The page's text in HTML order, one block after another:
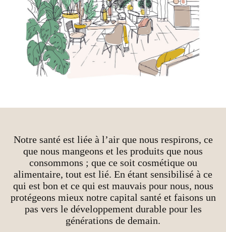
Notre santé est liée à l’air que nous respirons, ce
que nous mangeons et les produits que nous
consommons ; que ce soit cosmétique ou
alimentaire, tout est lié. En étant sensibilisé à ce
qui est bon et ce qui est mauvais pour nous, nous
protégeons mieux notre capital santé et faisons un
pas vers le développement durable pour les
générations de demain.